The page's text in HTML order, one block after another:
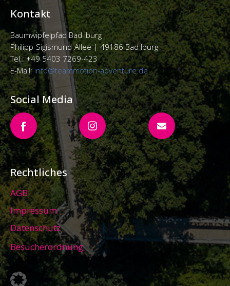
Kontakt
Baumwipfelpfad Bad Iburg
Philipp-Sigismund-Allee |49186 Bad Iburg
Tel.: +49 5403 7269-423
E-Mail: info@teammotion-adventure.de
Social Media
Rechtliches
AGB
Impressum
Datenschutz
Besucherordnung